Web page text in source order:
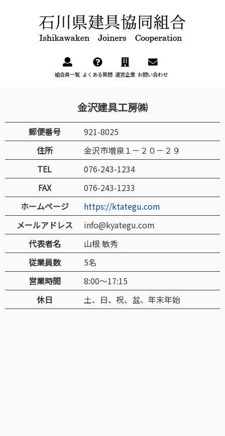
組合員一覧 よくある質問 運営企業 お問い合わせ
金沢建具工房㈱
郵便番号
921-8025
住所
金沢市増泉１－２０－２９
TEL
076-243-1234
FAX
076-243-1233
ホームページ
https://ktategu.com
メールアドレス
info@kyategu.com
代表者名
山根 敏秀
従業員数
5名
営業時間
8:00～17:15
休日
土、日、祝、盆、年末年始